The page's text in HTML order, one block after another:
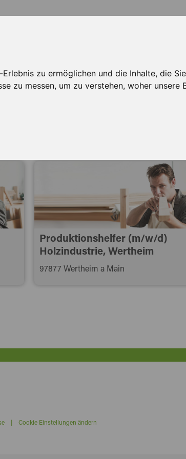
zu ermöglichen und die Inhalte, die
zu messen, um zu verstehen, woher unsere
Produktionshelfer (m/w/d)
Holzindustrie, Wertheim
97877 Wertheim a Main
| Cookie Einstellungen ändern